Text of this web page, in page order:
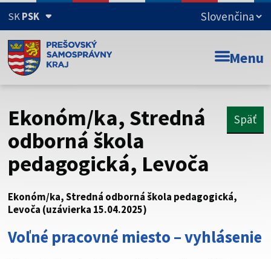
SKPSK
Doména psk.sk je oficiálna
Toto je oficiálna webová stránka Prešovského
Táto stránka je zabezpečená
Buďte pozorní a vždy sa uistite, že zdieľate informácie iba
cez zabezpečenú webovú stránku. Zabezpečená stránka
Menu
Ekonóm/ka, Stredná
odborná škola
pedagogická, Levoča
Späť
Ekonóm/ka, Stredná odborná škola pedagogická,
Levoča (uzávierka 15.04.2025)
Voľné pracovné miesto – vyhlásenie